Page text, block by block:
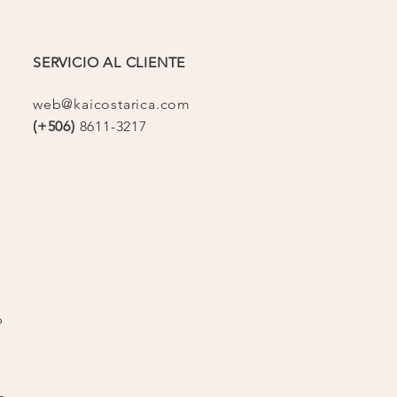
SERVICIO AL CLIENTE
web@kaicostarica.com
(+506) 8611-3217